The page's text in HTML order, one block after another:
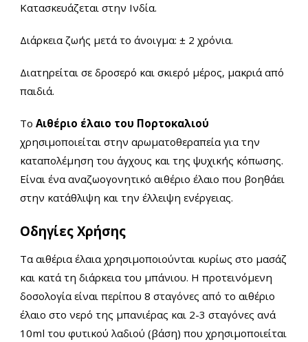
Κατασκευάζεται στην Ινδία.
Διάρκεια ζωής μετά το άνοιγμα: ± 2 χρόνια.
Διατηρείται σε δροσερό και σκιερό μέρος, μακριά από
παιδιά.
Το Αιθέριο έλαιο του Πορτοκαλιού
χρησιμοποιείται στην αρωματοθεραπεία για την
καταπολέμηση του άγχους και της ψυχικής κόπωσης.
Είναι ένα αναζωογονητικό αιθέριο έλαιο που βοηθάει
στην κατάθλιψη και την έλλειψη ενέργειας.
Οδηγίες Χρήσης
Τα αιθέρια έλαια χρησιμοποιούνται κυρίως στο μασάζ
και κατά τη διάρκεια του μπάνιου. Η προτεινόμενη
δοσολογία είναι περίπου 8 σταγόνες από το αιθέριο
έλαιο στο νερό της μπανιέρας και 2-3 σταγόνες ανά
10ml του φυτικού λαδιού (βάση) που χρησιμοποιείται